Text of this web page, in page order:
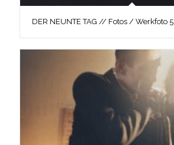
DER NEUNTE TAG // Fotos / Werkfoto 5